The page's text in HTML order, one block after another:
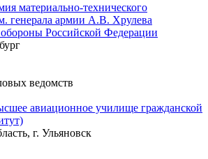
материально-технического
генерала армии А.В. Хрулева
Российской Федерации
ведомств
авиационное училище гражданской
г. Ульяновск